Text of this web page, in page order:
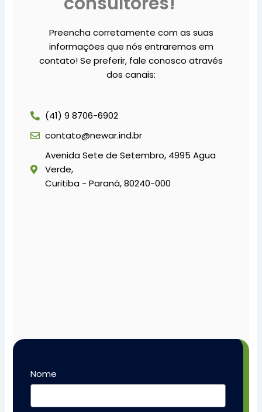
Preencha corretamente com as suas
informações que nós entraremos em
contato! Se preferir, fale conosco através
dos canais:
(41) 9 8706-6902
contato@newar.ind.br
Avenida Sete de Setembro, 4995 Agua
Verde,
Curitiba - Paraná, 80240-000
Nome